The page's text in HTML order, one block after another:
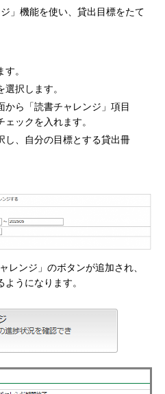
」機能を使い、貸出目標をたて
。
択します。
から「読書チャレンジ」項目
ックを入れます。
し、自分の目標とする貸出冊
レンジ」のボタンが追加され、
うになります。